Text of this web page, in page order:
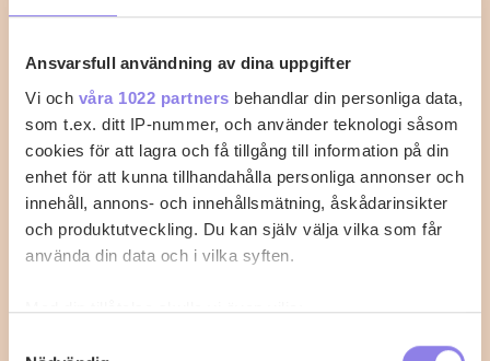
Ansvarsfull användning av dina uppgifter
Vi och våra 1022 partners behandlar din personliga data,
som t.ex. ditt IP-nummer, och använder teknologi såsom
cookies för att lagra och få tillgång till information på din
enhet för att kunna tillhandahålla personliga annonser och
innehåll, annons- och innehållsmätning, åskådarinsikter
och produktutveckling. Du kan själv välja vilka som får
använda din data och i vilka syften.
Med din tillåtelse skulle vi även vilja:
Mellan Österns delikata bakverk gjord med
0